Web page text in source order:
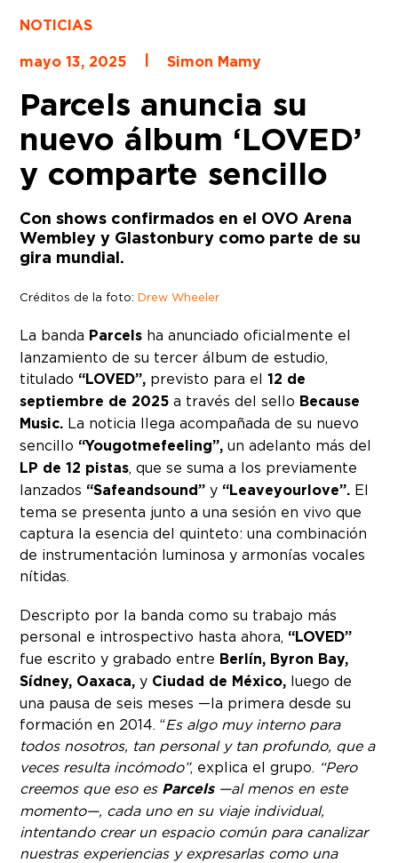
NOTICIAS
mayo 13, 2025
Simon Mamy
Parcels anuncia su
nuevo álbum ‘LOVED’
y comparte sencillo
Con shows confirmados en el OVO Arena
Wembley y Glastonbury como parte de su
gira mundial.
Créditos de la foto:Drew Wheeler
La banda Parcels ha anunciado oficialmente el
lanzamiento de su tercer álbum de estudio,
titulado “LOVED”, previsto para el12 de
septiembre de 2025 a través del sello Because
Music. La noticia llega acompañada de su nuevo
sencillo “Yougotmefeeling”, un adelanto más del
LP de 12 pistas, que se suma a los previamente
lanzados “Safeandsound” y “Leaveyourlove”. El
tema se presenta junto a una sesión en vivo que
captura la esencia del quinteto: una combinación
de instrumentación luminosa y armonías vocales
nítidas.
Descripto por la banda como su trabajo más
personal e introspectivo hasta ahora, “LOVED”
fue escrito y grabado entre Berlín, Byron Bay,
Sídney, Oaxaca, y Ciudad de México, luego de
una pausa de seis meses —la primera desde su
formación en 2014. “Es algo muy interno para
todos nosotros, tan personal y tan profundo, que a
veces resulta incómodo”, explica el grupo. “Pero
creemos que eso es Parcels—al menos en este
momento—, cada uno en su viaje individual,
intentando crear un espacio común para canalizar
nuestras experiencias y expresarlas como una